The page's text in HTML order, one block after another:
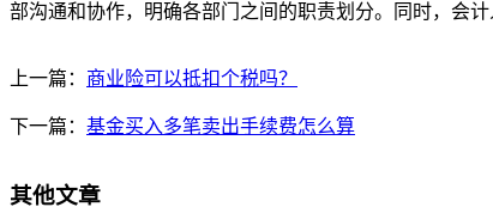
部沟通和协作，明确各部门之间的职责划分。同时，会
上一篇： 商业险可以抵扣个税吗？
下一篇： 基金买入多笔卖出手续费怎么算
其他文章